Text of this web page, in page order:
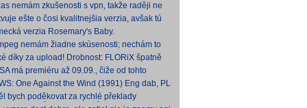
nemám zkušenosti s vpn, takže raději ne
v té verzi od FLORiX je slyšet FC-
ešte o čosi kvalitnejšia verzia, avšak tú
nepodarilo zohnať.
verzia Rosemary's Baby.
[1,74 GB] V príloh
nemám žiadne skúsenosti; nechám to
Môžeš opraviť a nahodiť na WS, ak
díky za upload! Drobnost: FLORiX špatně
audio kanály (nejspíš vzniklo
z DTS
má premiéru až 09.09., čiže od tohto
bude VoD za taký mesiac, možno dva.
One Against the Wind (1991) Eng dab, PL
Polské titulky, ale kvalita obrazu je slabší.
bych poděkovat za rychlé překlady
titulů, patří Vám můj dík. O to více mne